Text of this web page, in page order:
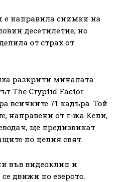
е направила снимки на
десетилетие, но
от страх от
разкрити миналата
The Cryptid Factor
всичките 71 кадъра. Той
направени от г-жа Кели,
ще предизвикат
по целия свят.
във видеоклип и
движи по езерото.